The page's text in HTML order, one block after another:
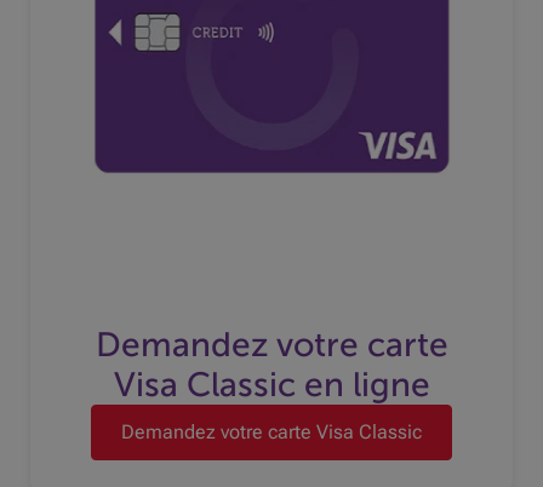
Demandez votre carte
Visa Classic en ligne
Demandez votre carte Visa Classic